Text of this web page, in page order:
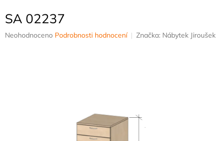
SA 02237
Průměrné
Neohodnoceno Podrobnosti hodnocení Značka: Nábytek Jiroušek